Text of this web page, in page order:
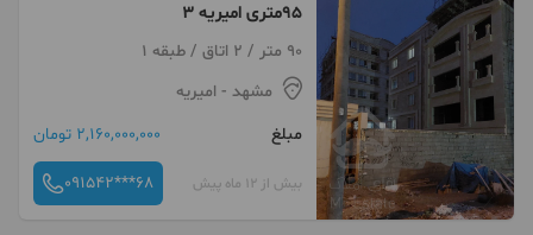
۹۵متری امیریه ۳
90 متر / 2 اتاق / طبقه 1
مشهد - امیریه
مبلغ
2,160,000,000 تومان
بیش از 12 ماه پیش 091542***68